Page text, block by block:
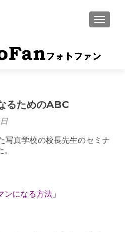
MENU
るためのABC
写真学校の校長先生のセミナ
になる方法」